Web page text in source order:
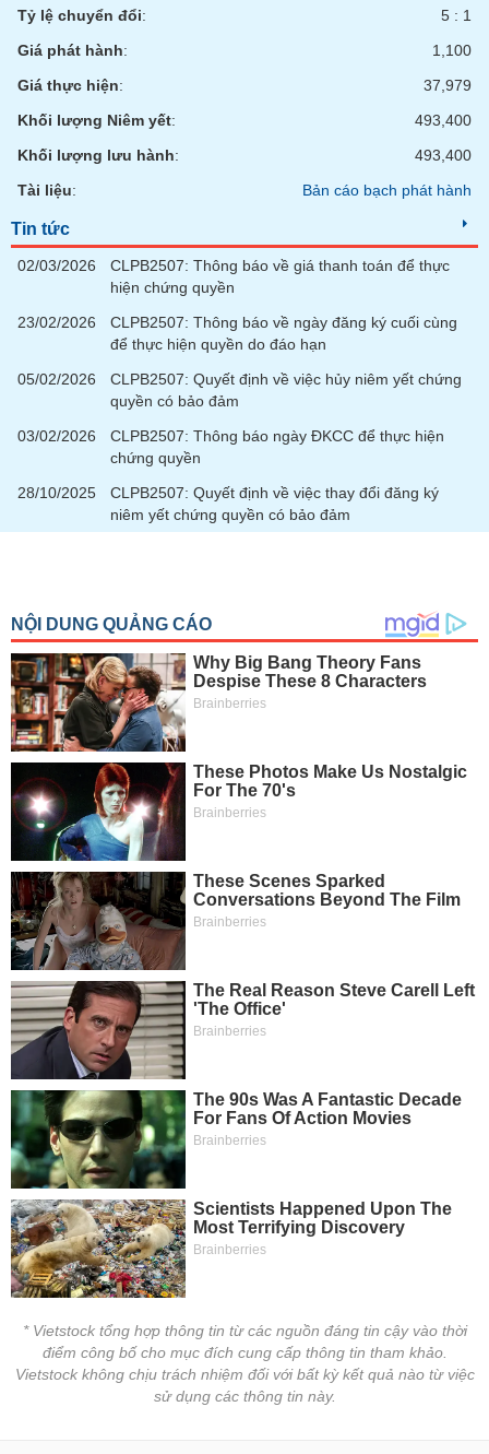
Tỷ lệ chuyển đổi:
5 : 1
Giá phát hành:
1,100
Giá thực hiện:
37,979
Khối lượng Niêm yết:
493,400
Khối lượng lưu hành:
493,400
Tài liệu: Bản cáo bạch phát hành
Tin tức
02/03/2026
CLPB2507: Thông báo về giá thanh toán để thực
hiện chứng quyền
23/02/2026
CLPB2507: Thông báo về ngày đăng ký cuối cùng
để thực hiện quyền do đáo hạn
05/02/2026
CLPB2507: Quyết định về việc hủy niêm yết chứng
quyền có bảo đảm
03/02/2026
CLPB2507: Thông báo ngày ĐKCC để thực hiện
chứng quyền
28/10/2025
CLPB2507: Quyết định về việc thay đổi đăng ký
niêm yết chứng quyền có bảo đảm
* Vietstock tổng hợp thông tin từ các nguồn đáng tin cậy vào thời
điểm công bố cho mục đích cung cấp thông tin tham khảo.
Vietstock không chịu trách nhiệm đối với bất kỳ kết quả nào từ việc
sử dụng các thông tin này.